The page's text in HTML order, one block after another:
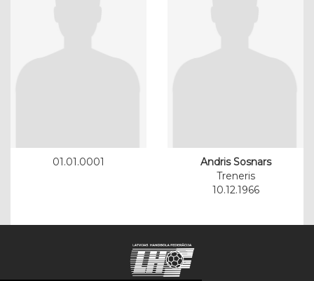
01.01.0001
Andris Sosnars
Treneris
10.12.1966